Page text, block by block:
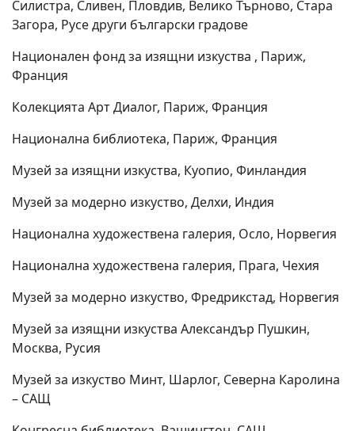
Силистра, Сливен, Пловдив, Велико Търново, Стара
Загора, Русе други български градове
Национален фонд за изящни изкуства , Париж,
Франция
Колекцията Арт Диалог, Париж, Франция
Национална библиотека, Париж, Франция
Музей за изящни изкуства, Куопио, Финландия
Музей за модерно изкуство, Делхи, Индия
Национална художествена галерия, Осло, Норвегия
Национална художествена галерия, Прага, Чехия
Музей за модерно изкуство, Фредрикстад, Норвегия
Музей за изящни изкуства Александър Пушкин,
Москва, Русия
Музей за изкуство Минт, Шарлог, Северна Каролина
– САЩ